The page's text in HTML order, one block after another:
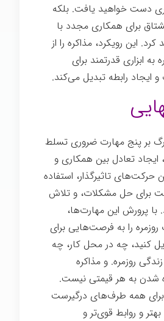
دست خواهید یافت. بلکه
برای همکاری مجدد با
این رویکرد، مذاکره را از
ابزاری قدرتمند برای
ایجاد رابطه تبدیل می‌کند.
بر پنج مهارت ضروری تسلط
ایجاد تعادل بین همکاری و
حرکت‌های تاثیرگذار، استفاده
برای حل مشکلات، و تلاش
با پرورش این مهارت‌ها،
روزمره را به فرصت‌هایی برای
کنید، چه در محل کار، چه
روزمره. و مذاکره
شدن به هر قیمتی نیست.
برای همه طرف‌های درگیرست
و روابط قوی‌تر و